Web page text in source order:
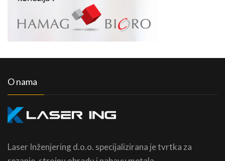
O nama
Laser Inženjering d.o.o. specijalizirana je tvrtka za